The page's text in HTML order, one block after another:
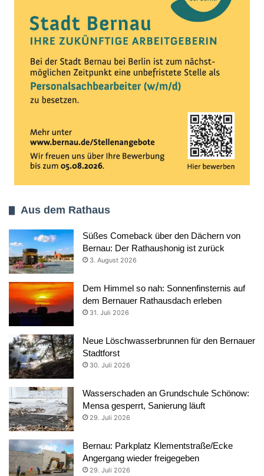
Aus dem Rathaus
Süßes Comeback über den Dächern von
Bernau: Der Rathaushonig ist zurück
3. August 2026
Dem Himmel so nah: Sonnenfinsternis auf
dem Bernauer Rathausdach erleben
31. Juli 2026
Neue Löschwasserbrunnen für den Bernauer
Stadtforst
30. Juli 2026
Wasserschaden an Grundschule Schönow:
Mensa gesperrt, Sanierung läuft
29. Juli 2026
Bernau: Parkplatz Klementstraße/Ecke
Angergang wieder freigegeben
29. Juli 2026